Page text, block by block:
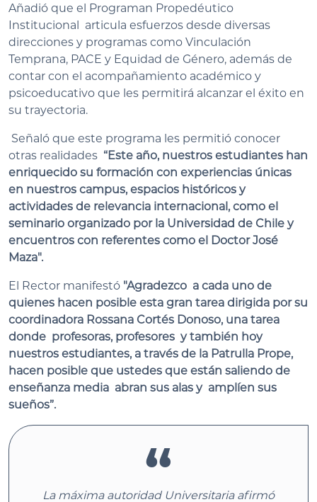
Añadió que el Programan Propedéutico
Institucional articula esfuerzos desde diversas
direcciones y programas como Vinculación
Temprana, PACE y Equidad de Género, además de
contar con el acompañamiento académico y
psicoeducativo que les permitirá alcanzar el éxito en
su trayectoria.
Señaló que este programa les permitió conocer
otras realidades “Este año, nuestros estudiantes han
enriquecido su formación con experiencias únicas
en nuestros campus, espacios históricos y
actividades de relevancia internacional, como el
seminario organizado por la Universidad de Chile y
encuentros con referentes como el Doctor José
Maza".
El Rector manifestó "Agradezco a cada uno de
quienes hacen posible esta gran tarea dirigida por su
coordinadora Rossana Cortés Donoso, una tarea
donde profesoras, profesores y también hoy
nuestros estudiantes, a través de la Patrulla Prope,
hacen posible que ustedes que están saliendo de
enseñanza media abran sus alas y amplíen sus
sueños”.
La máxima autoridad Universitaria afirmó